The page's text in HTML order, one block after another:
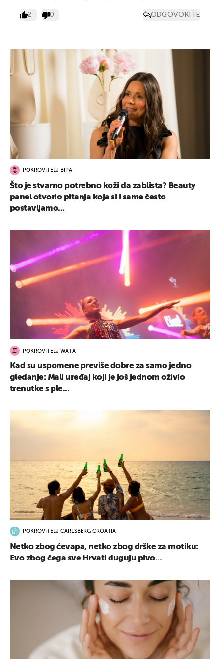
2 0 ODGOVORITE
POKROVITELJ BIPA
Što je stvarno potrebno koži da zablista? Beauty
panel otvorio pitanja koja si i same često
postavljamo...
POKROVITELJ WATA
Kad su uspomene previše dobre za samo jedno
gledanje: Mali uređaj koji je još jednom oživio
trenutke s ple...
POKROVITELJ CARLSBERG CROATIA
Netko zbog ćevapa, netko zbog drške za motiku:
Evo zbog čega sve Hrvati duguju pivo...